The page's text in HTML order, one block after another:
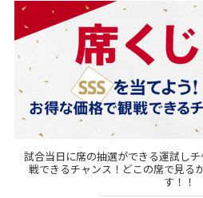
試合当日に席の抽選ができる運試し
戦できるチャンス！どこの席で見る
す！！